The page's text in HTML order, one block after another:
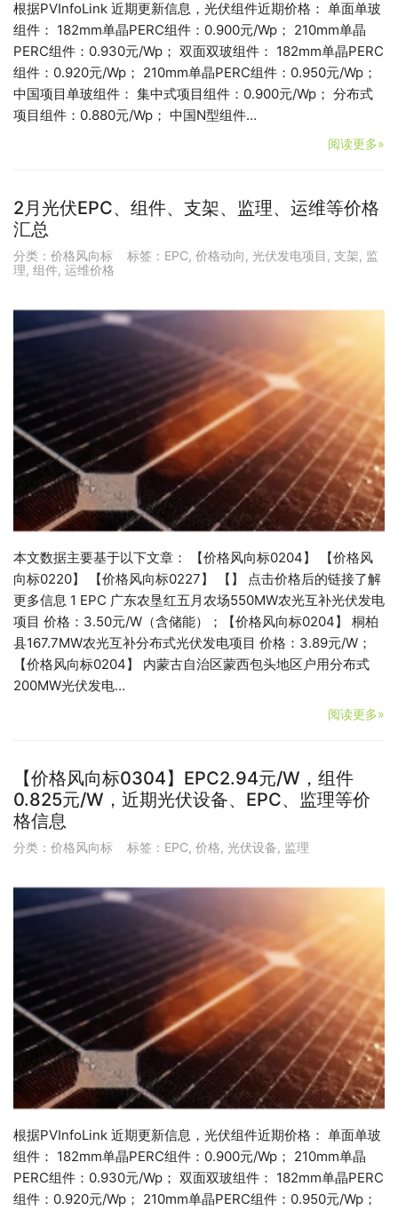
根据PVInfoLink 近期更新信息，光伏组件近期价格： 单面单玻
组件： 182mm单晶PERC组件：0.900元/Wp； 210mm单晶
PERC组件：0.930元/Wp； 双面双玻组件： 182mm单晶PERC
组件：0.920元/Wp； 210mm单晶PERC组件：0.950元/Wp；
中国项目单玻组件： 集中式项目组件：0.900元/Wp； 分布式
项目组件：0.880元/Wp； 中国N型组件…
阅读更多»
2月光伏EPC、组件、支架、监理、运维等价格
汇总
分类： 价格风向标 标签： EPC, 价格动向 , 光伏发电项目 , 支架, 监
理, 组件, 运维价格
本文数据主要基于以下文章： 【价格风向标0204】 【价格风
向标0220】 【价格风向标0227】 【】 点击价格后的链接了解
更多信息 1 EPC 广东农垦红五月农场550MW农光互补光伏发电
项目 价格：3.50元/W（含储能）；【价格风向标0204】 桐柏
县167.7MW农光互补分布式光伏发电项目 价格：3.89元/W；
【价格风向标0204】 内蒙古自治区蒙西包头地区户用分布式
200MW光伏发电…
阅读更多»
【价格风向标0304】EPC2.94元/W，组件
0.825元/W，近期光伏设备、EPC、监理等价
格信息
分类： 价格风向标 标签： EPC, 价格, 光伏设备, 监理
根据PVInfoLink 近期更新信息，光伏组件近期价格： 单面单玻
组件： 182mm单晶PERC组件：0.900元/Wp； 210mm单晶
PERC组件：0.930元/Wp； 双面双玻组件： 182mm单晶PERC
组件：0.920元/Wp； 210mm单晶PERC组件：0.950元/Wp；